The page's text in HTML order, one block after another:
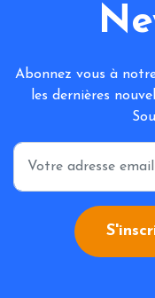
Abonnez vous à
les dernières